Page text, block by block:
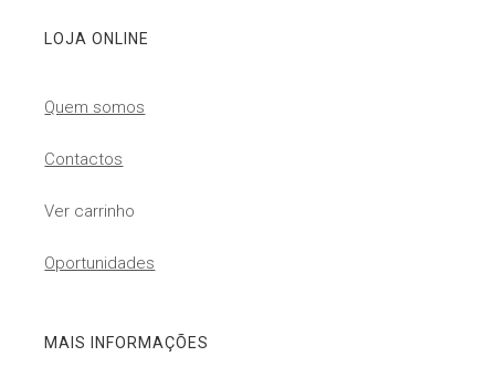
LOJA ONLINE
Quem somos
Contactos
Ver carrinho
Oportunidades
MAIS INFORMAÇÕES